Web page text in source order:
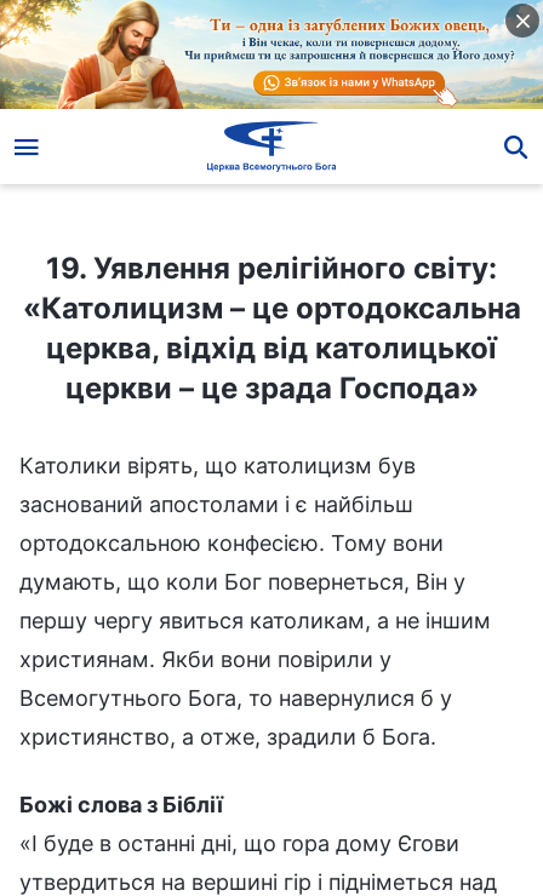
19. Уявлення релігійного світу:
«Католицизм – це ортодоксальна
церква, відхід від католицької
церкви – це зрада Господа»
Католики вірять, що католицизм був
заснований апостолами і є найбільш
ортодоксальною конфесією. Тому вони
думають, що коли Бог повернеться, Він у
першу чергу явиться католикам, а не іншим
християнам. Якби вони повірили у
Всемогутнього Бога, то навернулися б у
християнство, а отже, зрадили б Бога.
Божі слова з Біблії
«І буде в останні дні, що гора дому Єгови
утвердиться на вершині гір і підніметься над